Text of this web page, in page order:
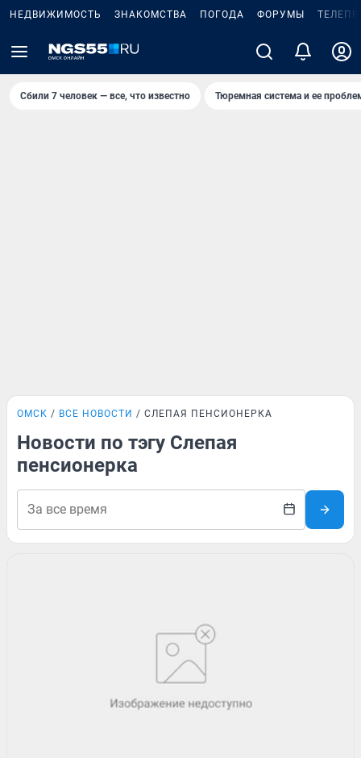
НЕДВИЖИМОСТЬ ЗНАКОМСТВА ПОГОДА ФОРУМЫ
Сбили 7 человек — все, что известно Тюремная система и ее
ОМСК ВСЕ НОВОСТИ СЛЕПАЯ ПЕНСИОНЕРКА
Новости по тэгу Слепая
пенсионерка